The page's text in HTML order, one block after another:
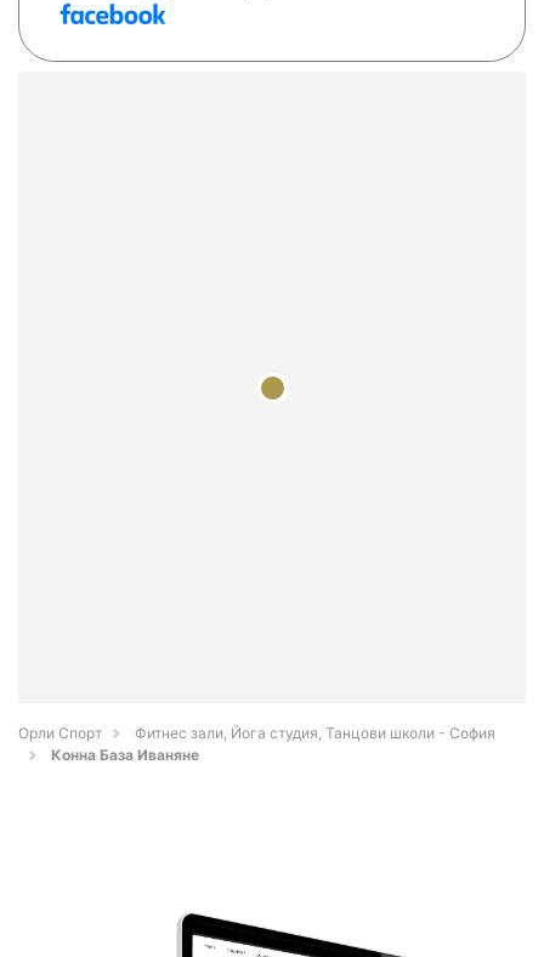
Орли Спорт
Фитнес зали, Йога студия, Танцови школи - София
Конна База Иваняне